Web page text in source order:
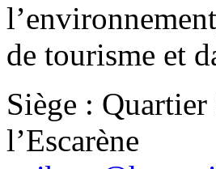
de tourisme et
Siège :
l’Escarène